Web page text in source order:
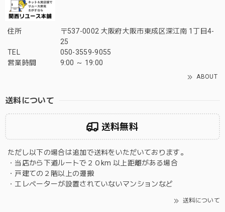
住所
〒537-0002 大阪府大阪市東成区深江南 1丁目4-
25
TEL
050-3559-9055
営業時間
9:00 ～ 19:00
ABOUT
送料について
送料無料
ただし以下の場合は追加で送料をいただいております。
・当店から下道ルートで２０km 以上距離がある場合
・戸建ての２階以上の運搬
・エレベーターが設置されていないマンションなど
送料について